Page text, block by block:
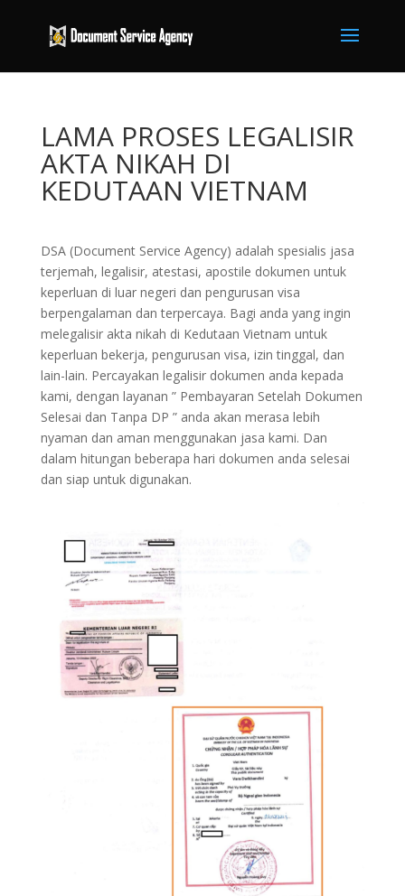
LAMA PROSES LEGALISIR
AKTA NIKAH DI
KEDUTAAN VIETNAM
DSA (Document Service Agency) adalah spesialis jasa
terjemah, legalisir, atestasi, apostile dokumen untuk
keperluan di luar negeri dan pengurusan visa
berpengalaman dan terpercaya. Bagi anda yang ingin
melegalisir akta nikah di Kedutaan Vietnam untuk
keperluan bekerja, pengurusan visa, izin tinggal, dan
lain-lain. Percayakan legalisir dokumen anda kepada
kami, dengan layanan ” Pembayaran Setelah Dokumen
Selesai dan Tanpa DP ” anda akan merasa lebih
nyaman dan aman menggunakan jasa kami. Dan
dalam hitungan beberapa hari dokumen anda selesai
dan siap untuk digunakan.